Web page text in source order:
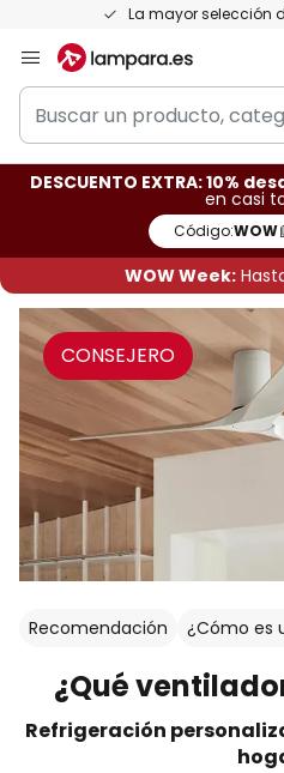
Devoluciones gratis
al
contenido
Buscar
un
producto,
categoría,
DESCUENTO EXTRA: 10%
en casi
Código:WOW
WOW Week:
CONSEJERO
Recomendación ¿Cómo es
¿Qué
Refrigeración